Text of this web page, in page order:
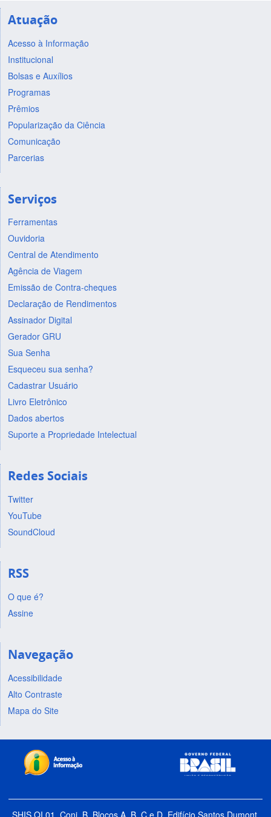
Atuação
Acesso à Informação
Institucional
Bolsas e Auxílios
Programas
Prêmios
Popularização da Ciência
Comunicação
Parcerias
Serviços
Ferramentas
Ouvidoria
Central de Atendimento
Agência de Viagem
Emissão de Contra-cheques
Declaração de Rendimentos
Assinador Digital
Gerador GRU
Sua Senha
Esqueceu sua senha?
Cadastrar Usuário
Livro Eletrônico
Dados abertos
Suporte a Propriedade Intelectual
Redes Sociais
Twitter
YouTube
SoundCloud
RSS
O que é?
Assine
Navegação
Acessibilidade
Alto Contraste
Mapa do Site